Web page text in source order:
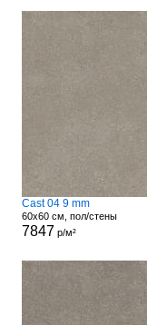
Cast 04 9 mm
60x60 см, пол/стены
7847 р/м²